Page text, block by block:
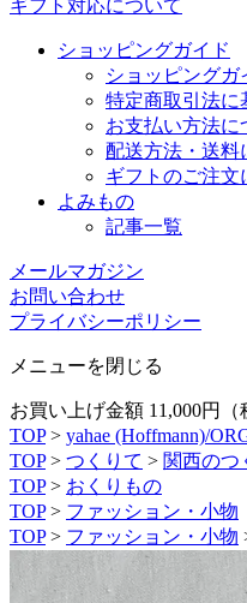
ギフト対応について
ショッピングガイド
ショッピングガ
特定商取引法に
お支払い方法に
配送方法・送料
ギフトのご注文
よみもの
記事一覧
メールマガジン
お問い合わせ
プライバシーポリシー
メニューを閉じる
お買い上げ金額 11,000円
TOP> yahae (Hoffmann)/
TOP > つくりて > 関西のつ
TOP > おくりもの
TOP > ファッション・小物
TOP > ファッション・小物